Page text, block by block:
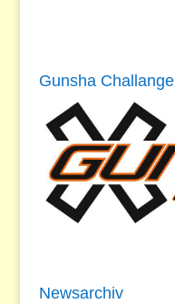
Gunsha Challange
Newsarchiv